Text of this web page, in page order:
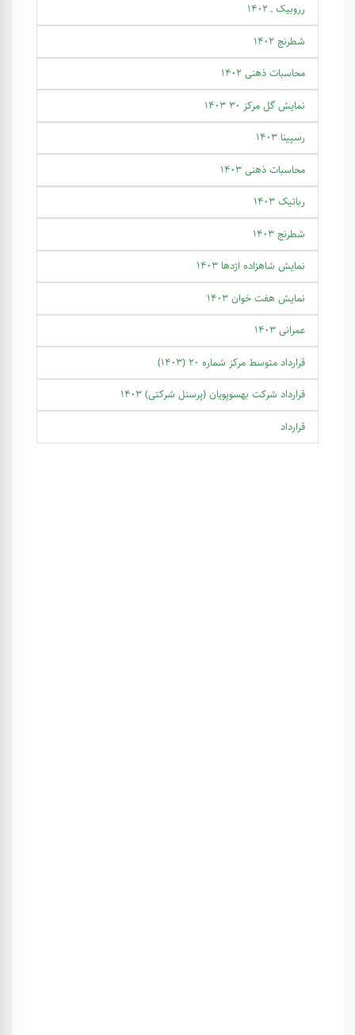
رروبیک ـ 1402
شطرنج 1402
محاسبات ذهنی 1402
نمایش گل مرکز 30 1403
رسپینا 1403
محاسبات ذهنی 1403
رباتیک 1403
شطرنج 1403
نمایش شاهزاده اژدها 1403
نمایش هفت خوان 1403
عمرانی 1403
قرارداد متوسط مرکز شماره 20 (1403)
قرارداد شرکت بهسوپویان (پرسنل شرکتی) 1403
قرارداد